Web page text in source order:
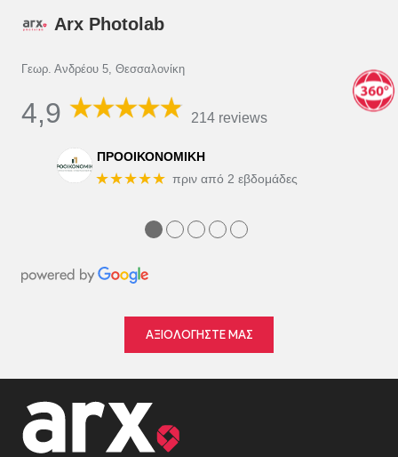
Arx Photolab
Γεωρ. Ανδρέου 5, Θεσσαλονίκη
4,9 214 reviews
ΠΡΟΟΙΚΟΝΟΜΙΚΗ
★★★★★ πριν από 2 εβδομάδες
●●●●●
ΑΞΙΟΛΟΓΗΣΤΕ ΜΑΣ